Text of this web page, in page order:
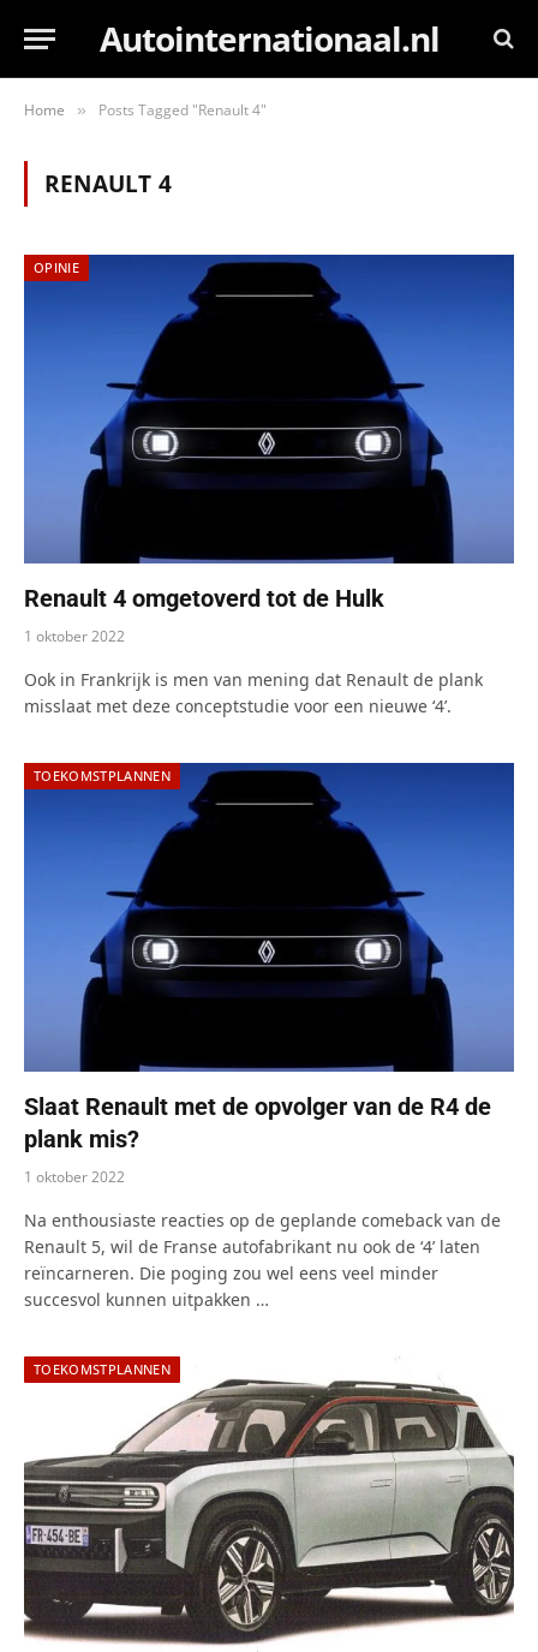
Autointernationaal.nl
Home » Posts Tagged "Renault 4"
RENAULT 4
OPINIE
Renault 4 omgetoverd tot de Hulk
1 oktober 2022
Ook in Frankrijk is men van mening dat Renault de plank
misslaat met deze conceptstudie voor een nieuwe ‘4’.
TOEKOMSTPLANNEN
Slaat Renault met de opvolger van de R4 de
plank mis?
1 oktober 2022
Na enthousiaste reacties op de geplande comeback van de
Renault 5, wil de Franse autofabrikant nu ook de ‘4’ laten
reïncarneren. Die poging zou wel eens veel minder
succesvol kunnen uitpakken …
TOEKOMSTPLANNEN